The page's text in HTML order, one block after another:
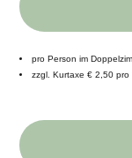
pro Person im
zzgl. Kurtaxe € 2,50